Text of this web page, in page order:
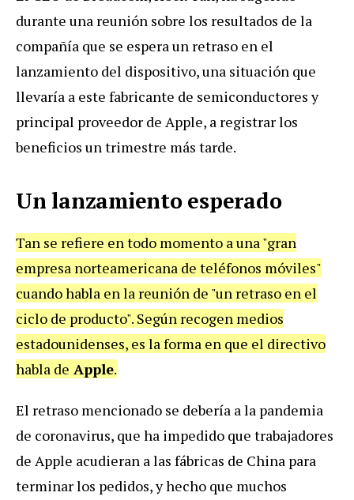
durante una reunión sobre los resultados de la
compañía que se espera un retraso en el
lanzamiento del dispositivo, una situación que
llevaría a este fabricante de semiconductores y
principal proveedor de Apple, a registrar los
beneficios un trimestre más tarde.
Un lanzamiento esperado
Tan se refiere en todo momento a una "gran
empresa norteamericana de teléfonos móviles"
cuando habla en la reunión de "un retraso en el
ciclo de producto". Según recogen medios
estadounidenses, es la forma en que el directivo
habla de Apple.
El retraso mencionado se debería a la pandemia
de coronavirus, que ha impedido que trabajadores
de Apple acudieran a las fábricas de China para
terminar los pedidos, y hecho que muchos